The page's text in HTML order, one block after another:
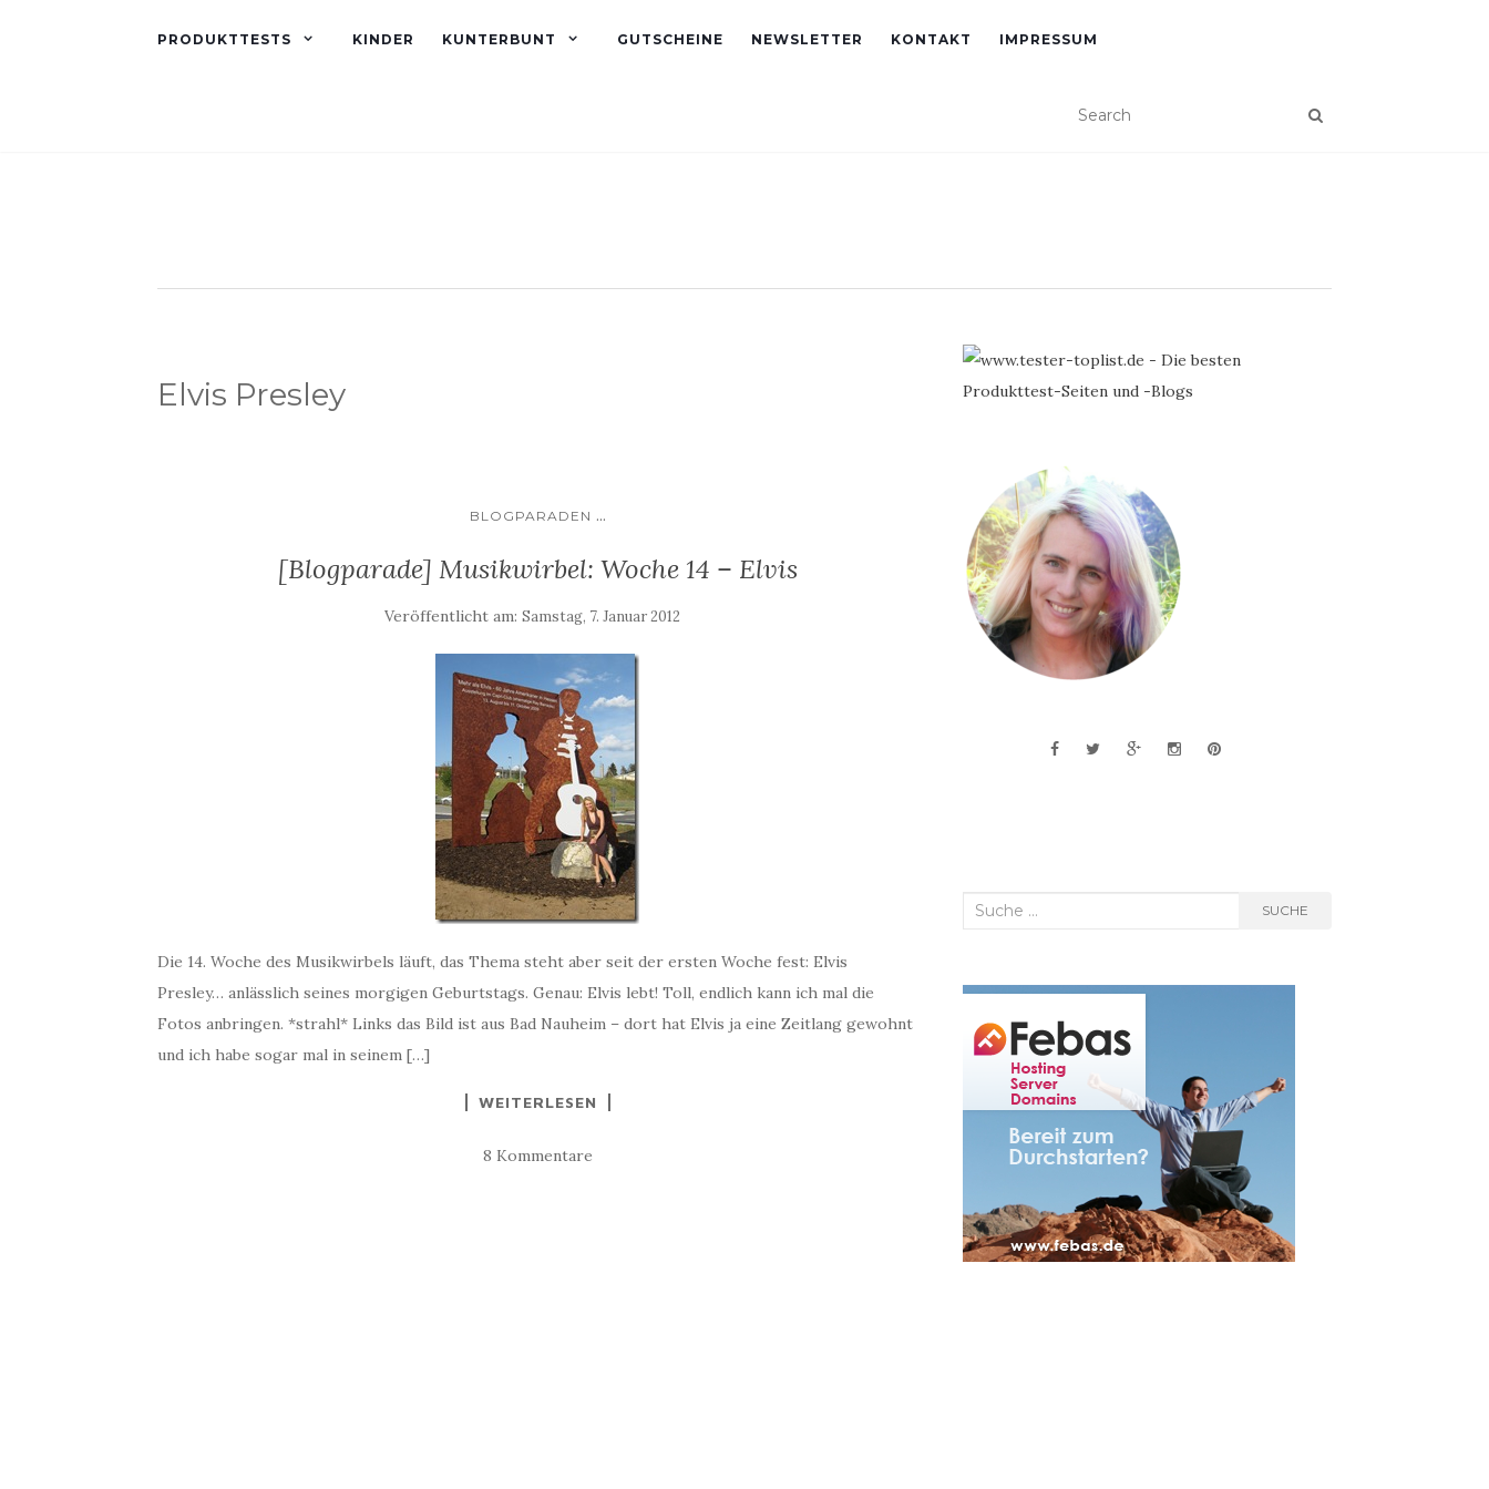
PRODUKTTESTS KINDER KUNTERBUNT GUTSCHEINE NEWSLETTER KONTAKT IMPRESSUM
Elvis Presley
BLOGPARADEN ...
[Blogparade] Musikwirbel: Woche 14 – Elvis
Veröffentlicht am: Samstag, 7. Januar 2012
Die 14. Woche des Musikwirbels läuft, das Thema steht aber seit der ersten Woche fest: Elvis
Presley… anlässlich seines morgigen Geburtstags. Genau: Elvis lebt! Toll, endlich kann ich mal die
Fotos anbringen. *strahl* Links das Bild ist aus Bad Nauheim – dort hat Elvis ja eine Zeitlang gewohnt
und ich habe sogar mal in seinem […]
WEITERLESEN
8 Kommentare
Suche
SUCHE